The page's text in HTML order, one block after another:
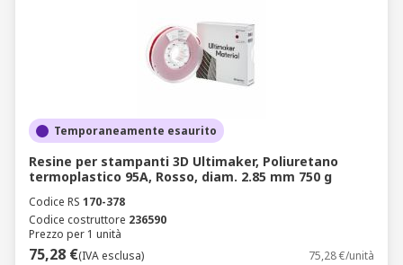
Temporaneamente esaurito
Resine per stampanti 3D Ultimaker, Poliuretano
termoplastico 95A, Rosso, diam. 2.85 mm 750 g
Codice RS 170-378
Codice costruttore 236590
Prezzo per 1 unità
75,28 €(IVA esclusa) 75,28 €/unità